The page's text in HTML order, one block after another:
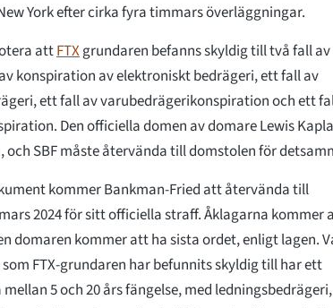
York efter cirka fyra timmars överläggningar.
attFTXgrundaren befanns skyldig till två fall av
konspiration av elektroniskt bedrägeri, ett fall av
ett fall av varubedrägerikonspiration och ett
Den officiella domen av domare Lewis
och SBF måste återvända till domstolen för
kommer Bankman-Fried att återvända till
2024 för sitt officiella straff. Åklagarna kommer
domaren kommer att ha sista ordet, enligt lagen.
FTX-grundaren har befunnits skyldig till har ett
5 och 20 års fängelse, med ledningsbedrägeri,